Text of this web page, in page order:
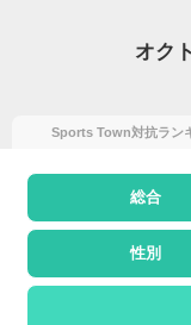
オク
Sports Town対抗ラン
総合
性別